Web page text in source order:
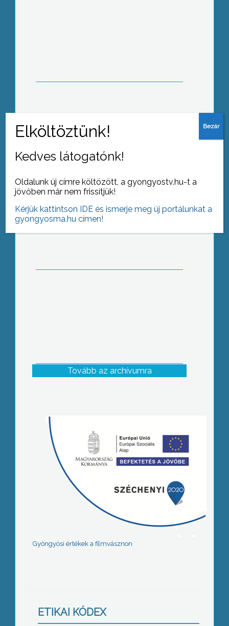
tény, hogy a magyar olvasók
többsége a kötelező olvasmányokon
A március 15-ei forradalom és
szabadságharc tiszteletére állította
színre második bemutatóját a főiskola
Tovább az archívumra
Gyöngyösi értékek a filmvásznon
ETIKAI KÓDEX
Kedves látogatónk!
Oldalunk új címre költözött, a gyongyostv.hu-t a
jövőben már nem frissítjük!
Kérjük kattintson IDE és ismerje meg új portálunkat a
gyongyosma.hu címen!